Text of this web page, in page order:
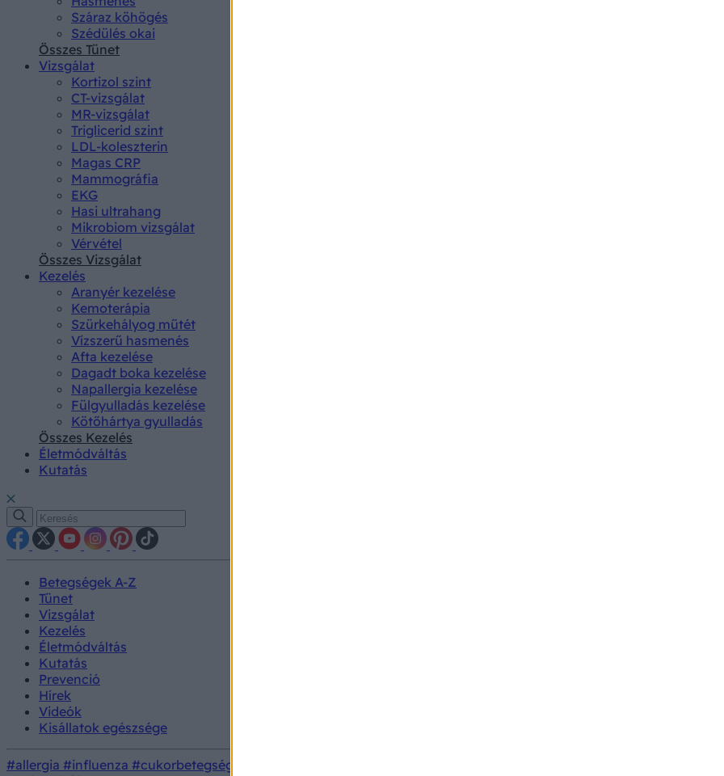
Száraz köhögés
Szédülés okai
Összes Tünet
Vizsgálat
Kortizol szint
CT-vizsgálat
MR-vizsgálat
Triglicerid szint
LDL-koleszterin
Magas CRP
Mammográfia
EKG
Hasi ultrahang
Mikrobiom vizsgálat
Vérvétel
Összes Vizsgálat
Kezelés
Aranyér kezelése
Kemoterápia
Szürkehályog műtét
Vízszerű hasmenés
Afta kezelése
Dagadt boka kezelése
Napallergia kezelése
Fülgyulladás kezelése
Kötőhártya gyulladás
Összes Kezelés
Életmódváltás
Kutatás
Betegségek A-Z
Tünet
Vizsgálat
Kezelés
Életmódváltás
Kutatás
Prevenció
Hírek
Videók
Kisállatok egészsége
#allergia #influenza #cukorbetegség